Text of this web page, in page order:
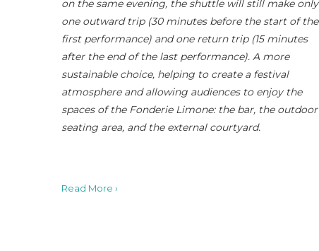
on the same evening, the shuttle will still make only
one outward trip (30 minutes before the start of the
first performance) and one return trip (15 minutes
after the end of the last performance). A more
sustainable choice, helping to create a festival
atmosphere and allowing audiences to enjoy the
spaces of the Fonderie Limone: the bar, the outdoor
seating area, and the external courtyard.
Read More ›